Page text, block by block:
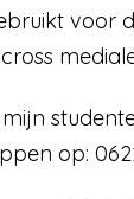
voor
op: